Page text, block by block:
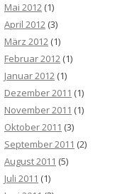
Mai 2012 (1)
April 2012 (3)
März 2012 (1)
Februar 2012 (1)
Januar 2012 (1)
Dezember 2011 (1)
November 2011 (1)
Oktober 2011 (3)
September 2011 (2)
August 2011 (5)
Juli 2011 (1)